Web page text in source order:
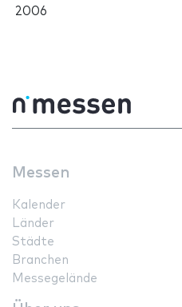
2006
Messen
Kalender
Länder
Städte
Branchen
Messegelände